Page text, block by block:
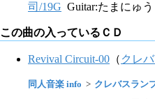
司/19G Guitar:たまにゅう
この曲の入っているＣＤ
Revival Circuit-00 （ クレ
同人音楽 info クレバスラン